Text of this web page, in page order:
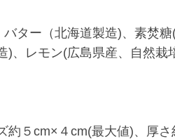
ター（北海道製造)、素焚
、レモン(広島県産、自然栽
５cm×４cm(最大値)、厚さ